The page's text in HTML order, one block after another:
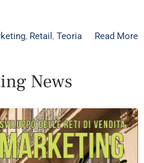
, Retail , Teoria Read More
News